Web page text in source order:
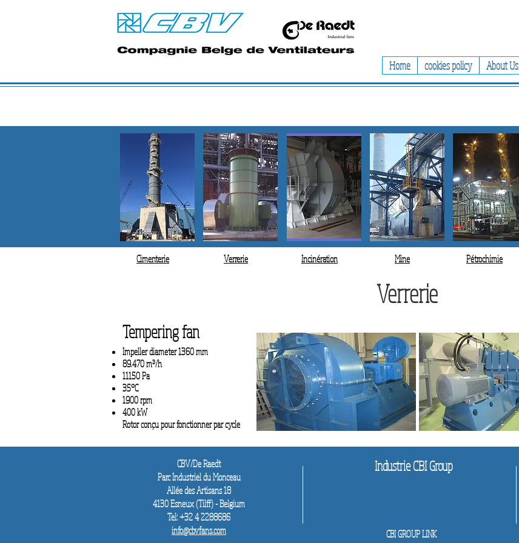
Home cookies policy About Us
Cimenterie Verrerie Incinération Mine Pétrochimie
Verrerie
Tempering fan
Impeller diameter 1360 mm
89.470 m³/h
11150 Pa
35°C
1900 rpm
400 kW
Rotor conçu pour fonctionner par cycle
CBV/De Raedt
Parc Industriel du Monceau
Allée desArtisans 18
4130 Esneux (Tilff) - Belgium
Tel: +32 4 2288686
info@cbvfans.com
Industrie CBI Group
CBI GROUP LINK